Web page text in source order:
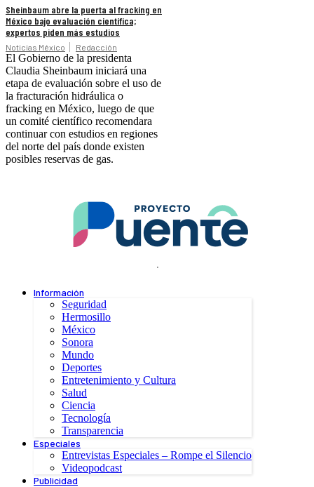
Sheinbaum abre la puerta al fracking en
México bajo evaluación científica;
expertos piden más estudios
Noticias México Redacción
El Gobierno de la presidenta
Claudia Sheinbaum iniciará una
etapa de evaluación sobre el uso de
la fracturación hidráulica o
fracking en México, luego de que
un comité científico recomendara
continuar con estudios en regiones
del norte del país donde existen
posibles reservas de gas.
.
Información
Seguridad
Hermosillo
México
Sonora
Mundo
Deportes
Entretenimiento y Cultura
Salud
Ciencia
Tecnología
Transparencia
Especiales
Entrevistas Especiales – Rompe el Silencio
Videopodcast
Publicidad